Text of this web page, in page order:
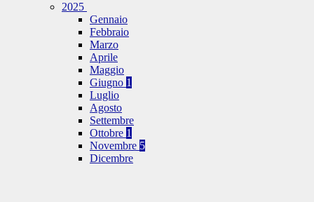
2025
Gennaio
Febbraio
Marzo
Aprile
Maggio
Giugno 1
Luglio
Agosto
Settembre
Ottobre 1
Novembre 5
Dicembre